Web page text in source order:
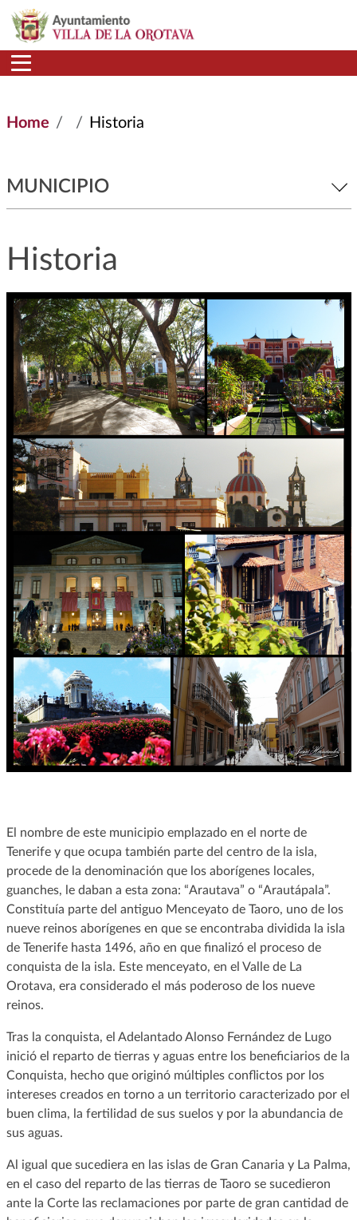
Skip to main content
Home Historia
MUNICIPIO
Historia
El nombre de este municipio emplazado en el norte de
Tenerife y que ocupa también parte del centro de la isla,
procede de la denominación que los aborígenes locales,
guanches, le daban a esta zona: “Arautava” o “Arautápala”.
Constituía parte del antiguo Menceyato de Taoro, uno de los
nueve reinos aborígenes en que se encontraba dividida la isla
de Tenerife hasta 1496, año en que finalizó el proceso de
conquista de la isla. Este menceyato, en el Valle de La
Orotava, era considerado el más poderoso de los nueve
reinos.
Tras la conquista, el Adelantado Alonso Fernández de Lugo
inició el reparto de tierras y aguas entre los beneficiarios de la
Conquista, hecho que originó múltiples conflictos por los
intereses creados en torno a un territorio caracterizado por el
buen clima, la fertilidad de sus suelos y por la abundancia de
sus aguas.
Al igual que sucediera en las islas de Gran Canaria y La Palma,
en el caso del reparto de las tierras de Taoro se sucedieron
ante la Corte las reclamaciones por parte de gran cantidad de